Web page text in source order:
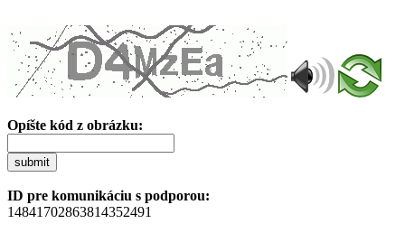
Opíšte kód z obrázku:
submit
ID pre komunikáciu s podporou:
14841702863814352491